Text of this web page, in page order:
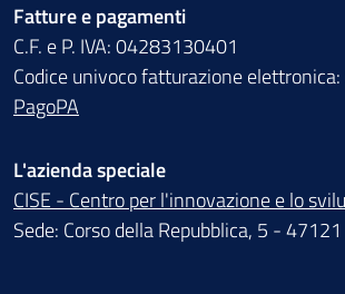
Fatture e pagamenti
C.F. e P. IVA: 04283130401
Codice univoco fatturazione elettronica:
PagoPA
L'azienda speciale
CISE - Centro per l'innovazione e lo
Sede: Corso della Repubblica, 5 -